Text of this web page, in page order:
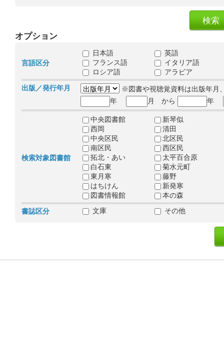
オプション
言語区分
日本語
英語
フランス語
イタリア語
ロシア語
アラビア
出版／発行年月
※図書や視聴覚資料は出版年月
年
月 から 年
検索対象図書館
中央図書館
新琴似
西岡
清田
中央区民
北区民
南区民
西区民
拓北・あい
太平百合原
白石東
菊水元町
東月寒
藤野
はちけん
新発寒
図書情報館
本の森
書誌区分
文庫 その他